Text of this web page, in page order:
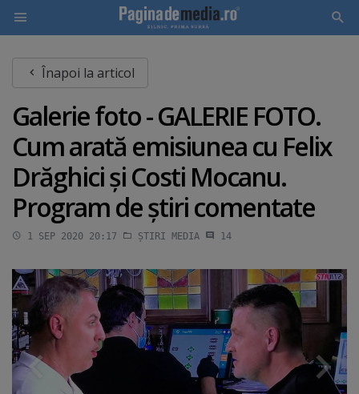
main
content
Înapoi la articol
Galerie foto - GALERIE FOTO.
Cum arată emisiunea cu Felix
Drăghici şi Costi Mocanu.
Program de ştiri comentate
1 SEP 2020 20:17 ȘTIRI MEDIA 14